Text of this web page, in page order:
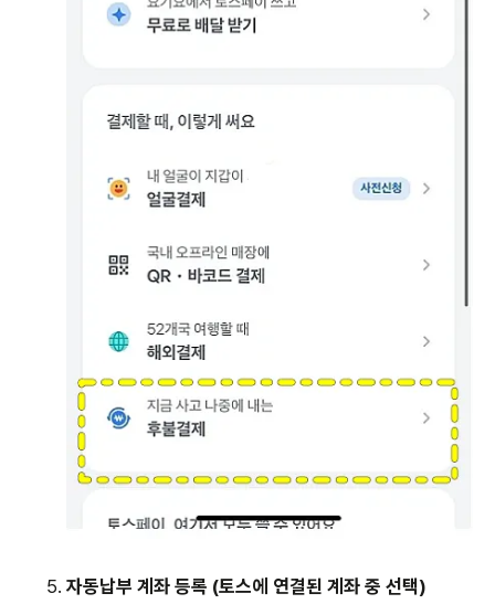
자동납부 계좌 등록 (토스에 연결된 계좌 중 선택)